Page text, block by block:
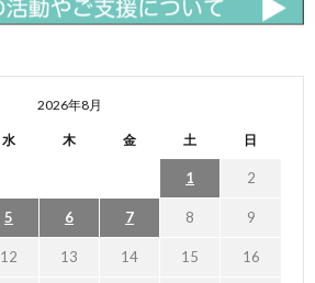
2026年8月
水 木 金 土 日
1 2
5 6 7 8 9
12 13 14 15 16